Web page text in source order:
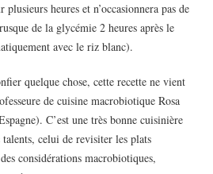
heures et n’occasionnera pas de
de la glycémie 2 heures après le
avec le riz blanc).
quelque chose, cette recette ne vient
de cuisine macrobiotique Rosa
C’est une très bonne cuisinière
celui de revisiter les plats
considérations macrobiotiques,